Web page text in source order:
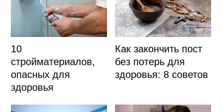
10
стройматериалов,
опасных для
здоровья
Как закончить пост
без потерь для
здоровья: 8 советов